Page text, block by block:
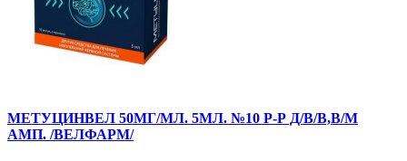
МЕТУЦИНВЕЛ 50МГ/МЛ. 5МЛ. №10 Р-Р Д/В/В,В/М
АМП. /ВЕЛФАРМ/